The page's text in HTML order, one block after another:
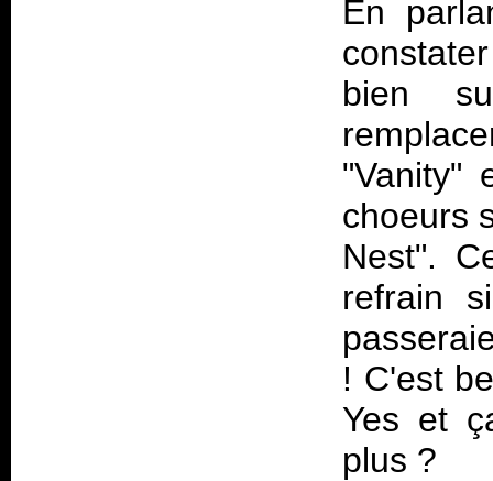
En
bien
"Vanity"
choeurs
Nest".
refrain
! C'est
Yes et
plus ?